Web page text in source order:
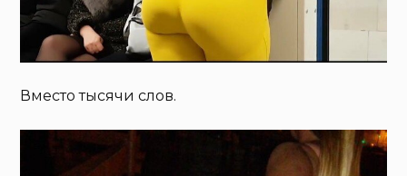
Вместо тысячи слов.